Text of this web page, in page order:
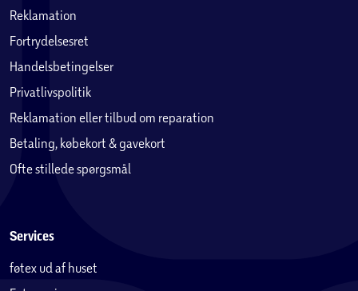
Reklamation
Fortrydelsesret
Handelsbetingelser
Privatlivspolitik
Reklamation eller tilbud om reparation
Betaling, købekort & gavekort
Ofte stillede spørgsmål
Services
føtex ud af huset